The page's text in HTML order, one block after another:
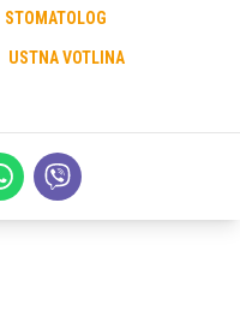
STOMATOLOG
USTNA VOTLINA